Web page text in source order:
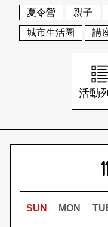
地圖搜尋
關於我們
刊物索取地點
會員基本資料
刊登活動
網站導覽
日本語
夏令營
親子
城市生活圈
講
活動
SUN MON